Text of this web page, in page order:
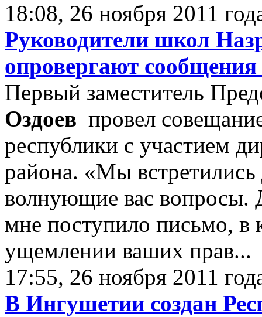
18:08, 26 ноября 2011
Руководители школ
опровергают
Первый заместитель
Оздоев провел
республики с участием
района. «Мы встретились
волнующие вас вопросы.
мне поступило письмо, в
ущемлении ваших прав...
17:55, 26 ноября 2011
В Ингушетии создан